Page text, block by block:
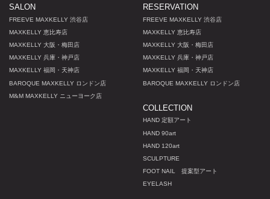
SALON
FREEVE MAXKELLY 渋谷店
MAXKELLY 恵比寿店
MAXKELLY 大阪・梅田店
MAXKELLY 兵庫・神戸店
MAXKELLY 福岡・天神店
BAROQUE MAXKELLY ロンドン店
M&M MAXKELLY ニューヨーク店
RESERVATION
FREEVE MAXKELLY 渋谷店
MAXKELLY 恵比寿店
MAXKELLY 大阪・梅田店
MAXKELLY 兵庫・神戸店
MAXKELLY 福岡・天神店
BAROQUE MAXKELLY ロンドン店
COLLECTION
HAND 定額アート
HAND 90art
HAND 120art
SCULPTURE
FOOT NAIL 提案型アート
EYELASH